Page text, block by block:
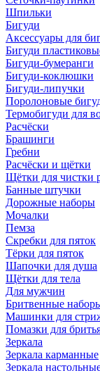
Шпильки
Бигуди
Аксессуары для
Бигуди
Бигуди-бумеранги
Бигуди-коклюшки
Бигуди-липучки
Поролоновые
Термобигуди для
Расчёски
Брашинги
Гребни
Расчёски и щётки
Щётки для чистки
Банные штучки
Дорожные наборы
Мочалки
Пемза
Скребки для пяток
Тёрки для пяток
Шапочки для душа
Щётки для тела
Для мужчин
Бритвенные
Машинки для
Помазки для
Зеркала
Зеркала карманные
Зеркала